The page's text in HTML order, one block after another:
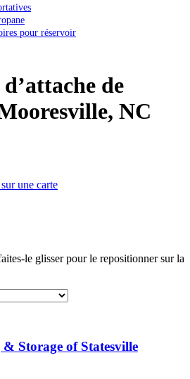
pour réservoir
de
NC
une carte
le glisser pour le repositionner sur la
Storage of Statesville